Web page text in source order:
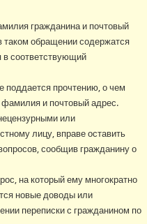
гражданина и почтовый
таком обращении содержатся
в соответствующий
поддается прочтению, о чем
и почтовый адрес.
или
лицу, вправе оставить
сообщив гражданину о
на который ему многократно
новые доводы или
переписки с гражданином по